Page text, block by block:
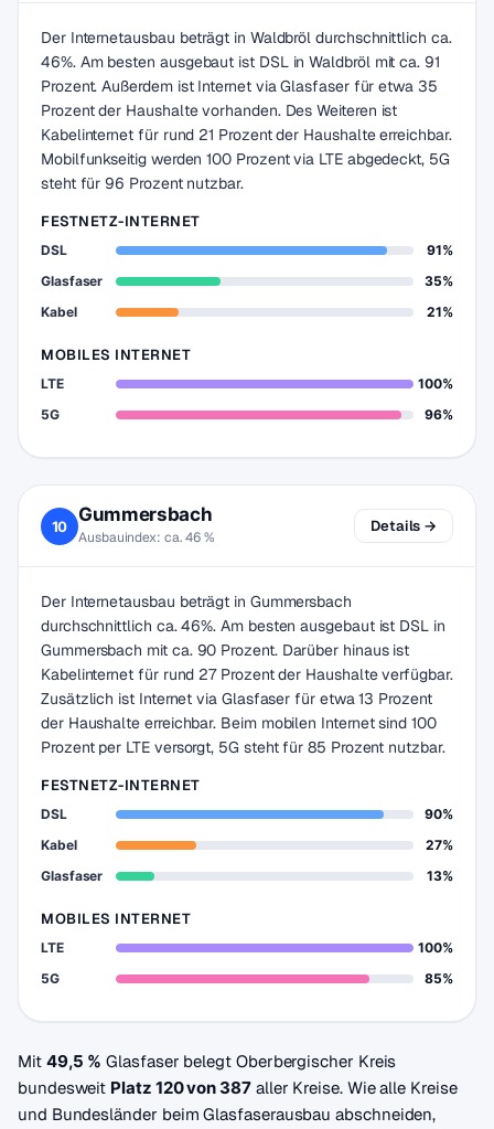
Der Internetausbau beträgt in Waldbröl durchschnittlich ca.
46%. Am besten ausgebaut ist DSL in Waldbröl mit ca. 91
Prozent. Außerdem ist Internet via Glasfaser für etwa 35
Prozent der Haushalte vorhanden. Des Weiteren ist
Kabelinternet für rund 21 Prozent der Haushalte erreichbar.
Mobilfunkseitig werden 100 Prozent via LTE abgedeckt, 5G
steht für 96 Prozent nutzbar.
FESTNETZ-INTERNET
DSL
91%
Glasfaser
35%
Kabel
21%
MOBILES INTERNET
LTE
100%
5G
96%
10
Gummersbach
Ausbauindex: ca. 46 %
Details →
Der Internetausbau beträgt in Gummersbach
durchschnittlich ca. 46%. Am besten ausgebaut ist DSL in
Gummersbach mit ca. 90 Prozent. Darüber hinaus ist
Kabelinternet für rund 27 Prozent der Haushalte verfügbar.
Zusätzlich ist Internet via Glasfaser für etwa 13 Prozent
der Haushalte erreichbar. Beim mobilen Internet sind 100
Prozent per LTE versorgt, 5G steht für 85 Prozent nutzbar.
FESTNETZ-INTERNET
DSL
90%
Kabel
27%
Glasfaser
13%
MOBILES INTERNET
LTE
100%
5G
85%
Mit 49,5 % Glasfaser belegt Oberbergischer Kreis
bundesweit Platz 120 von 387aller Kreise. Wie alle Kreise
und Bundesländer beim Glasfaserausbau abschneiden,